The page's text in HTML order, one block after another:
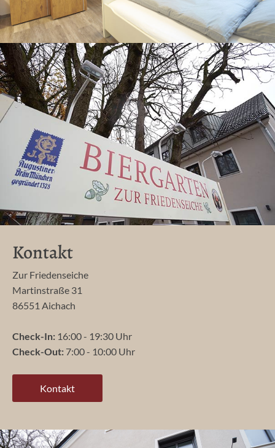
Kontakt
Zur Friedenseiche
Martinstraße 31
86551 Aichach
Check-In: 16:00 - 19:30 Uhr
Check-Out: 7:00 - 10:00 Uhr
Kontakt